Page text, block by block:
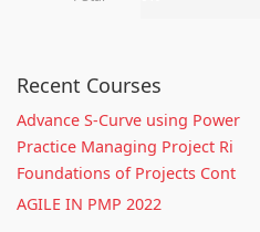
Recent Courses
Advance S-Curve using Power
Practice Managing Project Ri
Foundations of Projects Cont
AGILE IN PMP 2022